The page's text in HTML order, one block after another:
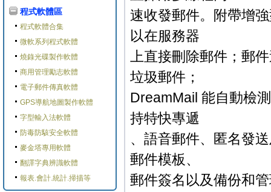
程式軟體區
程式軟體合集
微軟系列程式軟體
燒錄光碟製作軟體
商用管理勵志軟體
電子郵件傳真軟體
GPS導航地圖製作軟體
字型輸入法軟體
防毒防駭安全軟體
麥金塔專用軟體
翻譯字典辨識軟體
報表.會計.統計.掃描等
速收發郵件。附帶增
以在服務器
上直接刪除郵件；郵
垃圾郵件；
DreamMail 能自動檢
持特快專遞
、語音郵件、匿名發
郵件模板、
郵件簽名以及備份和